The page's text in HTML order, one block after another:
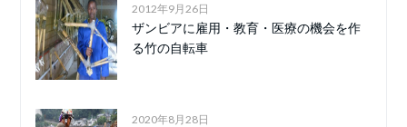
2012年9月26日
ザンビアに雇用・教育・医療の機会を作
る竹の自転車
2020年8月28日